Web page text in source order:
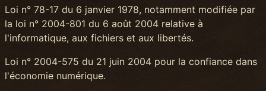
Loi n° 78-17 du 6 janvier 1978, notamment modifiée par
la loi n° 2004-801 du 6 août 2004 relative à
l'informatique, aux fichiers et aux libertés.
Loi n° 2004-575 du 21 juin 2004 pour la confiance dans
l'économie numérique.